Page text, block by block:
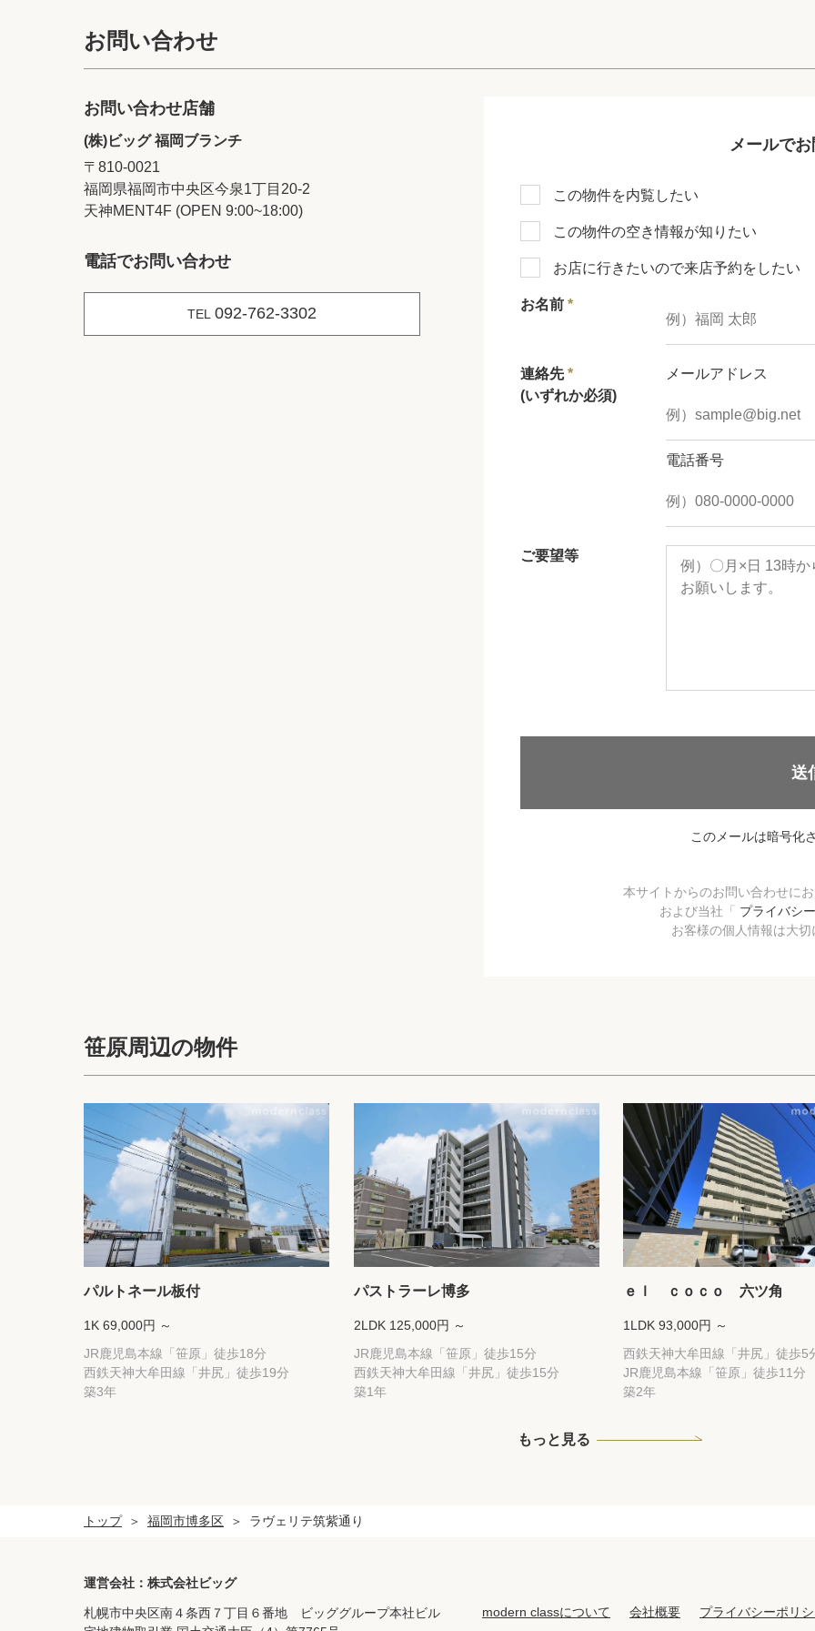
お問い合わせ
お問い合わせ店舗
(株)ビッグ 福岡ブランチ
〒810-0021
福岡県福岡市中央区今泉1丁目20‐2
天神MENT4F (OPEN 9:00~18:00)
電話でお問い合わせ
TEL 092-762-3302
メールで
この物件を内覧したい
この物件の空き情報が知りたい
お店に行きたいので来店予約をしたい
お名前 *
連絡先*
(いずれか必須)
メールアドレス
電話番号
ご要望等
送
このメールは暗号化
本サイトからのお問い合わせに
および当社「 プライバシ
お客様の個人情報は大
笹原周辺の物件
パルトネール板付
1K 69,000円 ～
JR鹿児島本線「笹原」徒歩18分
西鉄天神大牟田線「井尻」徒歩19分
築3年
パストラーレ博多
2LDK 125,000円 ～
JR鹿児島本線「笹原」徒歩15分
西鉄天神大牟田線「井尻」徒歩15分
築1年
ｅｌ ｃｏｃｏ 六ツ角
1LDK 93,000円 ～
西鉄天神大牟田線「井尻」徒歩5
JR鹿児島本線「笹原」徒歩11分
築2年
もっと見る
トップ 福岡市博多区 ラヴェリテ筑紫通り
運営会社：株式会社ビッグ
札幌市中央区南４条西７丁目６番地 ビッググループ本社ビル
modern classについて 会社概要 プライバシーポリ